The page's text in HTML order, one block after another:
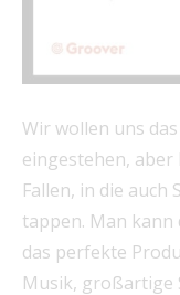
Wir wollen uns
eingestehen,
Fallen, in die
tappen. Man
das perfekte
Musik, großartige